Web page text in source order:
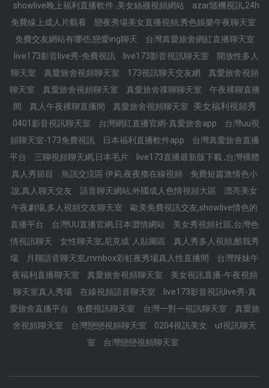
showlive晚上福利直播軟件 ,美女絲襪視頻網站
azar隨機視訊,24h
免費線上成人片觀看
戀夜秀場美女直播視頻,秀色娛樂午夜聊天室
免費交友網站有哪些,戀愛ing聊天
台灣真愛旅舍網紅直播聊天室
live173影音live秀-免費視訊
live173影音視訊聊天室
開放性多人
聊天室
真愛旅舍視頻聊天室 173視訊聊天交友網
真愛旅舍視頻
聊天室
真愛旅舍視頻聊天室 真愛旅舍祼聊聊天室
午夜裸聊直播
間
真人午夜裸聊直播間 真愛旅舍視頻聊天室 美女福利視頻秀
0401影音視訊聊天室 台灣網紅直播官網-真愛旅舍app
台灣uu視
頻聊天室-173免費視訊
日本福利直播軟件app
台灣真愛旅舍直播
平台
三聊視頻聊天網,日本毛片
live173直播最新版下載 ,台灣裸體
真人秀節目
魚訊交流區 伊莉,夜夜擼在線視頻
免費短篇激情色小
說,真人聊天交友
語音聊天網站,外國成人色情視頻大區
漂亮美女
午夜劇場,多人視頻交友聊天室
歐美免費視訊交友,showlive情色的
直播平台
台灣UU直播官網,日本澀情網站
美女秀視頻社區,台灣色
情視訊聊天
女性聊天室,尼克成˙人貼圖區
真人秀多人視頻,酷我秀
場
月聊語音聊天室,mmbox彩虹夜秀場真人性直播間
台灣辣妹午
夜福利直播聊天室
真愛旅舍視頻聊天室
美女視訊直播-午夜視頻
聊天室真人秀場
在線視頻語音聊天室
live173影音視訊live秀-真
愛旅舍直播平台
免費視訊聊天室 台灣一對一視訊聊天室
真愛旅
舍視頻聊天室
台灣戀戀視頻聊天室 0204視訊美女
ut視訊聊天
室
台灣戀戀視頻聊天室